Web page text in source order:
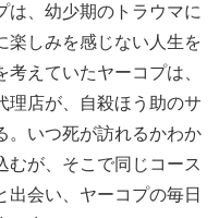
は、幼少期のトラウマに
楽しみを感じない人生を
えていたヤーコプは、
理店が、自殺ほう助のサ
。いつ死が訪れるかわか
むが、そこで同じコース
出会い、ヤーコプの毎日